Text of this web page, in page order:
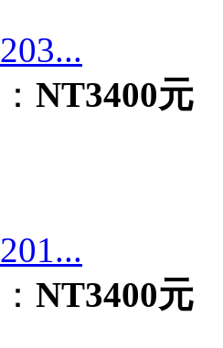
NT3400元
NT3400元